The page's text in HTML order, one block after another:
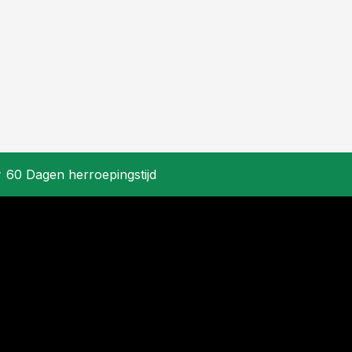
60 Dagen herroepingstijd